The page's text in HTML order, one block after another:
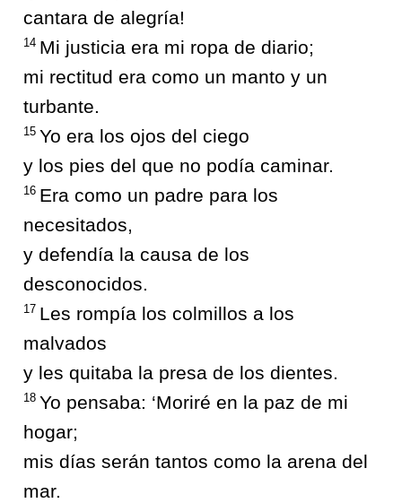
cantara de alegría!
14 Mi justicia era mi ropa de diario;
mi rectitud era como un manto y un
turbante.
15 Yo era los ojos del ciego
y los pies del que no podía caminar.
16 Era como un padre para los
necesitados,
y defendía la causa de los
desconocidos.
17 Les rompía los colmillos a los
malvados
y les quitaba la presa de los dientes.
18 Yo pensaba: ‘Moriré en la paz de mi
hogar;
mis días serán tantos como la arena del
mar.